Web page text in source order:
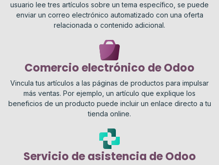
usuario lee tres artículos sobre un tema específico, se puede
enviar un correo electrónico automatizado con una oferta
relacionada o contenido adicional.
Comercio electrónico de Odoo
Vincula tus artículos a las páginas de productos para impulsar
más ventas. Por ejemplo, un artículo que explique los
beneficios de un producto puede incluir un enlace directo a tu
tienda online.
Servicio de asistencia de Odoo